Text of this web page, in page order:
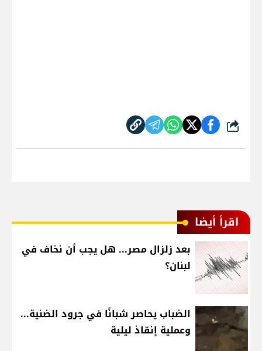
شارك
اقرأ أيضا
بعد زلزال مصر... هل يجب أن نخاف في
لبنان؟
الضباب يحاصر شبانًا في جرود الضنية...
وعملية إنقاذ ليلية